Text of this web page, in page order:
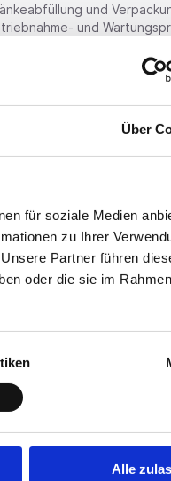
Über
für soziale Medien
zu Ihrer
Partner führen
oder die sie im
Alle
und
und
/ Inbetriebnehmer SPS
der KRONES
und
und